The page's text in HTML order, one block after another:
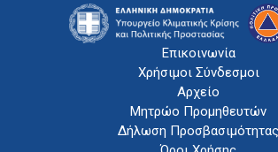
Επικοινωνία
Χρήσιμοι Σύνδεσμοι
Αρχείο
Μητρώο Προμηθευτών
Δήλωση Προσβασιμότητας